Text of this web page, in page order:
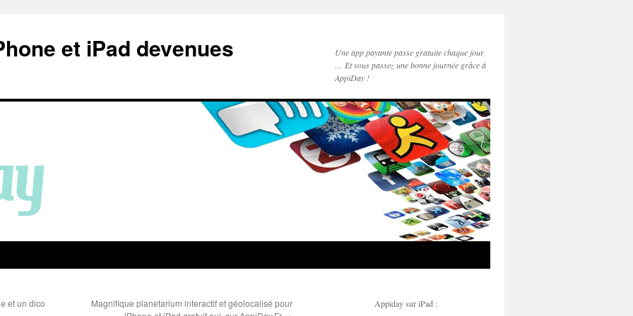
et iPad devenues
Une app payante passe gratuite chaque jour
… Et vous passez une bonne journée grâce à
AppiDay !
et un dico
Magnifique planetarium interactif et géolocalisé pour
Appiday sur iPad :